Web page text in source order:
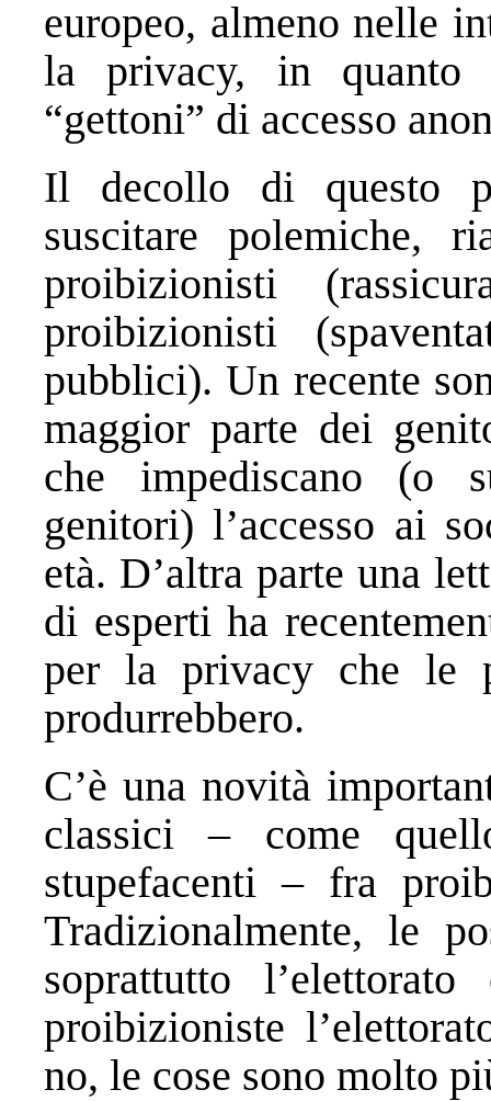
europeo, almeno nelle
la privacy, in quanto
“gettoni” di accesso
Il decollo di questo
suscitare polemiche,
proibizionisti
proibizionisti
pubblici). Un recente
maggior parte dei
che impediscano (o
genitori) l’accesso ai
età. D’altra parte una
di esperti ha
per la privacy che le
produrrebbero.
C’è una novità
classici – come
stupefacenti – fra
Tradizionalmente, le
soprattutto
proibizioniste
no, le cose sono molto